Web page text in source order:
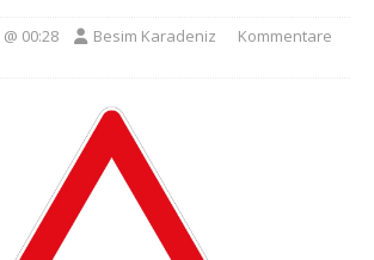
00:28 Besim Karadeniz
Kommentare